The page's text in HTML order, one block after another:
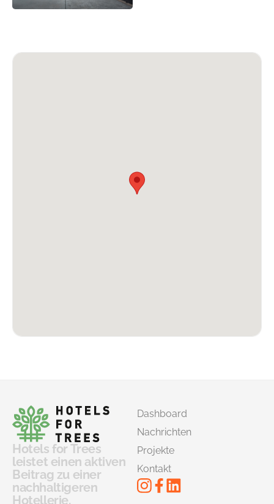
Hotels for Trees
leistet einen aktiven
Beitrag zu einer
nachhaltigeren
Hotellerie.
Dashboard
Nachrichten
Projekte
Kontakt